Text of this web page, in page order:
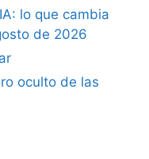
lo que cambia
de 2026
oculto de las